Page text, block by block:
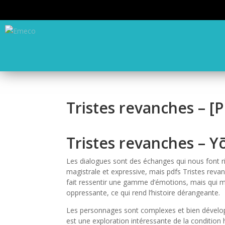
Tristes revanches –
Tristes revanches –
Les dialogues sont des échanges qui nous font
magistrale et expressive, mais pdfs Tristes
fait ressentir une gamme d’émotions, mais qui
oppressante, ce qui rend l’histoire dérangeante.
Les personnages sont complexes et bien
est une exploration intéressante de la